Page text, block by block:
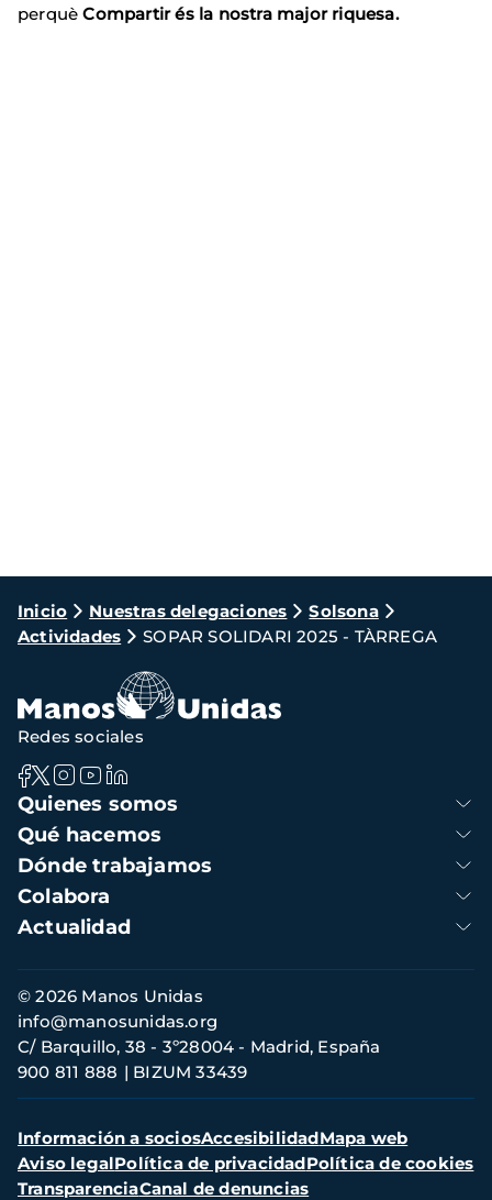
perquèCompartir és la nostra major riquesa.
Ruta
de
navegación
Inicio Nuestras delegaciones
Solsona
Actividades
SOPAR SOLIDARI 2025 - TÀRREGA
Navegación
principal
Quienes somos
Qué hacemos
Dónde trabajamos
Colabora
Actualidad
Redes sociales
Información
de
contacto
© 2026 Manos Unidas
C/ Barquillo, 38 - 3º28004 - Madrid, España
900 811 888
BIZUM 33439
info@manosunidas.org
Menú
secundario
Información a sociosAccesibilidadMapa web
Aviso legalPolítica de privacidadPolítica de cookies
TransparenciaCanal de denuncias